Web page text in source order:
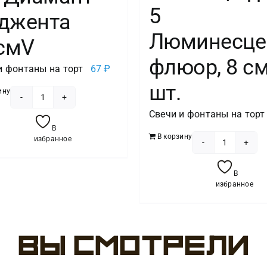
фонтаны на торт 67₽
товара
Свеча
В
избранное
5
флюор, 8
шт.
Свечи и фонтаны на торт
В корзину
товара
Свеча
флюор,
В
избранное
Вы смотрели